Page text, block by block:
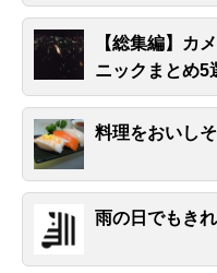
【総集編】カ
ニックまとめ5
料理をおいし
雨の日でもき